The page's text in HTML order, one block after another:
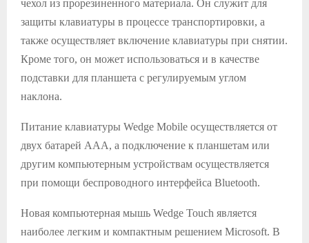
чехол из прорезиненного материала. Он служит для
защиты клавиатуры в процессе транспортировки, а
также осуществляет включение клавиатуры при снятии.
Кроме того, он может использоваться и в качестве
подставки для планшета с регулируемым углом
наклона.
Питание клавиатуры Wedge Mobile осуществляется от
двух батарей AAA, а подключение к планшетам или
другим компьютерным устройствам осуществляется
при помощи беспроводного интерфейса Bluetooth.
Новая компьютерная мышь Wedge Touch является
наиболее легким и компактным решением Microsoft. В